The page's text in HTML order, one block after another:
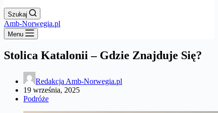
Szukaj
Amb-Norwegia.pl
Menu
Stolica Katalonii – Gdzie Znajduje Się?
Redakcja Amb-Norwegia.pl
19 września, 2025
Podróże